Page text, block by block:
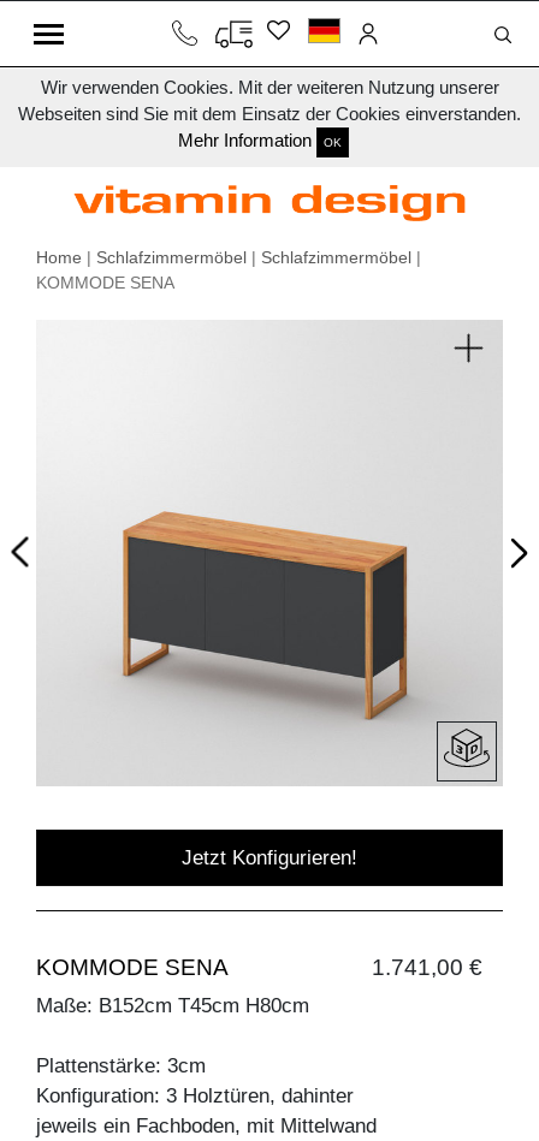
Wir verwenden Cookies. Mit der weiteren Nutzung unserer
Webseiten sind Sie mit dem Einsatz der Cookies einverstanden.
Mehr Information
OK
Home | Schlafzimmermöbel | Schlafzimmermöbel |
KOMMODE SENA
Jetzt Konfigurieren!
KOMMODE SENA 1.741,00 €
Maße: B152cm T45cm H80cm
Plattenstärke: 3cm
Konfiguration: 3 Holztüren, dahinter
jeweils ein Fachboden, mit Mittelwand